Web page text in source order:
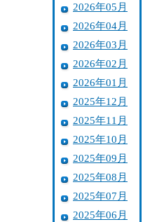
2026年05月
2026年04月
2026年03月
2026年02月
2026年01月
2025年12月
2025年11月
2025年10月
2025年09月
2025年08月
2025年07月
2025年06月